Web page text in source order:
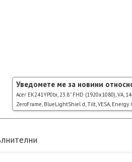
Уведомете ме за новини
Acer EK241YP0bi, 23.8'' FHD (1920x1080), VA,
ZeroFrame, BlueLightShiel d, Tilt, VESA, Energy